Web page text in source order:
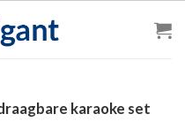
karaoke set